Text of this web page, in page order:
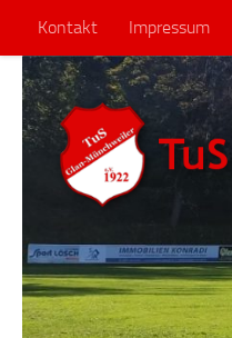
Zum Inhalt springen
Kontakt Impressum